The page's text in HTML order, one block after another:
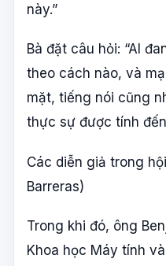
này.”
Bà đặt câu hỏi: “AI
theo cách nào, và
mặt, tiếng nói cũng
thực sự được tính
Các diễn giả trong
Barreras)
Trong khi đó, ông
Khoa học Máy tính